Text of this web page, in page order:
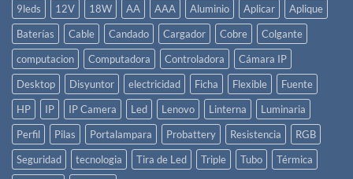
9leds 12V 18W AA AAA Aluminio Aplicar
Aplique
Baterías
Cable Candado Cargador Cobre
Colgante
computacion
Computadora Controladora
Cámara IP
Desktop
Disyuntor electricidad Ficha Flexible
Fuente
HP
IP IP Camera Led Lenovo Linterna
Luminaria
Perfil
Pilas Portalampara Probattery Resistencia
RGB
Seguridad
tecnologia Tira de Led Triple Tubo
Térmica